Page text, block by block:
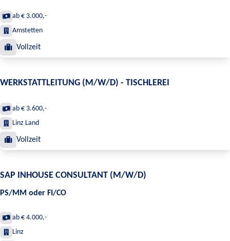
ab € 3.000,-
Amstetten
Vollzeit
WERKSTATTLEITUNG (M/W/D) - TISCHLEREI
ab € 3.600,-
Linz Land
Vollzeit
SAP INHOUSE CONSULTANT (M/W/D)
PS/MM oder FI/CO
ab € 4.000,-
Linz